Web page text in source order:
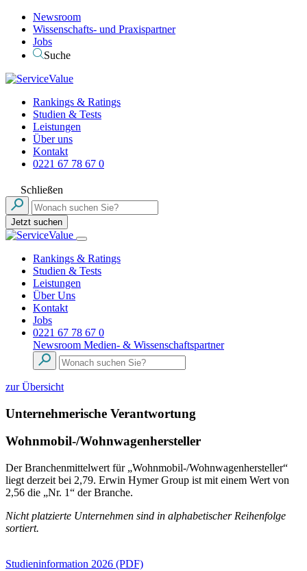
Newsroom
Wissenschafts- und Praxispartner
Jobs
Suche
Rankings & Ratings
Studien & Tests
Leistungen
Über uns
Kontakt
0221 67 78 67 0
Schließen
Jetzt suchen
Rankings & Ratings
Studien & Tests
Leistungen
Über Uns
Kontakt
Jobs
0221 67 78 67 0
Newsroom Medien- & Wissenschaftspartner
zur Übersicht
Unternehmerische Verantwortung
Wohnmobil-/Wohnwagenhersteller
Der Branchenmittelwert für „Wohnmobil-/Wohnwagenhersteller“
liegt derzeit bei 2,79. Erwin Hymer Group ist mit einem Wert von
2,56 die „Nr. 1“ der Branche.
Nicht platzierte Unternehmen sind in alphabetischer Reihenfolge
sortiert.
Studieninformation 2026 (PDF)